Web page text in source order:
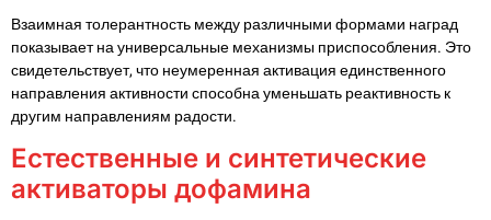
Взаимная толерантность между различными формами наград
показывает на универсальные механизмы приспособления. Это
свидетельствует, что неумеренная активация единственного
направления активности способна уменьшать реактивность к
другим направлениям радости.
Естественные и синтетические
активаторы дофамина